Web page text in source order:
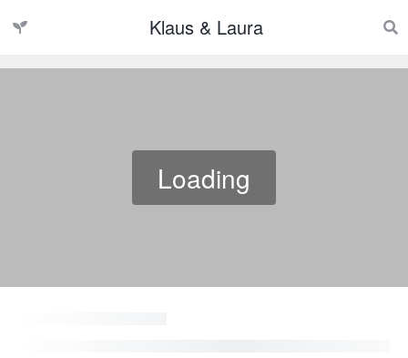
Klaus & Laura
Loading